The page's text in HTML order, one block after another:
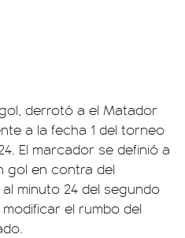
derrotó a el Matador
a la fecha 1 del torneo
El marcador se definió a
gol en contra del
minuto 24 del segundo
el rumbo del